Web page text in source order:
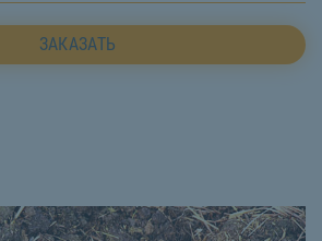
ЗАКАЗАТЬ